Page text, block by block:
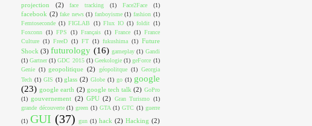
projection
(2) face tracking (1) Face2Face (1)
facebook (2) fake news (1) fanboyisme (1) fashion (1)
Femtoseconde (1) FIGLAB (1) Flux IO (1) foldit (1)
Foxconn (1) FPS (1) Français (1) France (1) France
Culture (1) FreeD (1) FT (1) fukushima (1) Future
Shock (3) futurology (16) gameplay (1) Gandi
(1) Gartner (1) GDC 2015 (1) Geekologie (1) geForce (1)
Genie (1) geopolitique (2) géopolitque (1) Georgia
Tech (1) GIS (1) glass (2) Globe (1) go (1) google
(23) google earth (2) google tech talk (2) GoPro
(1) gouvernement (2) GPU (2) Gran Turismo (1)
grande découverte (1) green (1) GTA (1) GTC (1) guerre
(1) GUI (37) gun (1) hack (2) Hacking (2)